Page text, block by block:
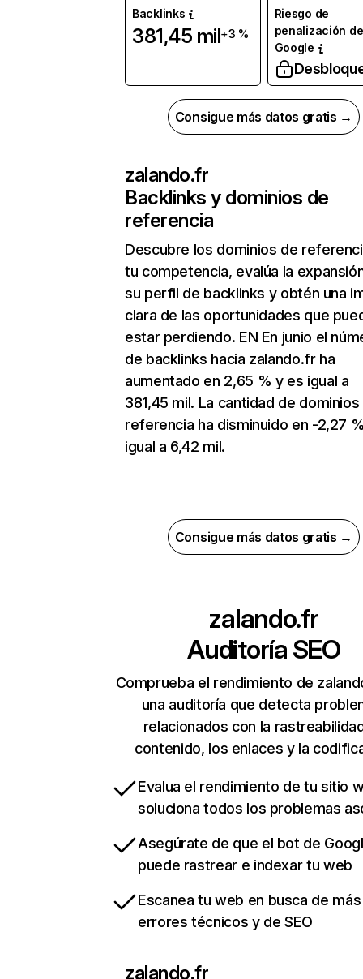
Backlinks
381,45 mil+3 %
Riesgo de
penalización de
Google
Consigue más datos gratis →
zalando.fr
Backlinks y dominios de
referencia
Descubre los dominios de
tu competencia, evalúa la
su perfil de backlinks y obtén una
clara de las oportunidades que
estar perdiendo. EN En junio el
de backlinks hacia zalando.fr ha
aumentado en 2,65 % y es igual a
381,45 mil. La cantidad de
referencia ha disminuido en -2,27
igual a 6,42 mil.
Consigue más datos gratis →
zalando.fr
Auditoría SEO
Comprueba el rendimiento de
una auditoría que detecta
relacionados con la
contenido, los enlaces y la
Evalua el rendimiento de tu sitio
soluciona todos los problemas
Asegúrate de que el bot de
puede rastrear e indexar tu web
Escanea tu web en busca de
errores técnicos y de SEO
zalando.fr